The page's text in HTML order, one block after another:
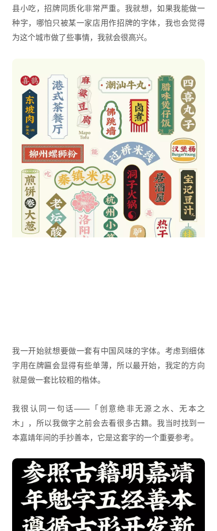
县小吃，招牌同质化非常严重。我就想，如果我能做一
种字，哪怕只被某一家店用作招牌的字体，我也会觉得
为这个城市做了些事情，我就会很高兴。
我一开始就想要做一套有中国风味的字体。考虑到细体
字用在牌匾会显得有些单薄，所以最开始，我定的方向
就是做一套比较粗的楷体。
我很认同一句话——「创意绝非无源之水、无本之
木」，所以我做字之前会去看很多古籍。我当时找到一
本嘉靖年间的手抄善本，它是这套字的一个重要参考。